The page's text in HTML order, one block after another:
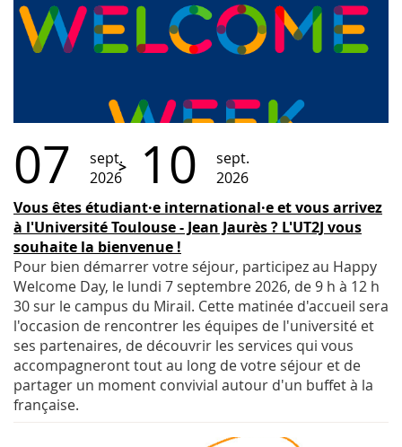
07
sept.
2026
10
sept.
2026
Vous êtes étudiant·e international·e et vous arrivez
à l'Université Toulouse - Jean Jaurès ? L'UT2J vous
souhaite la bienvenue !
Pour bien démarrer votre séjour, participez au Happy
Welcome Day, le lundi 7 septembre 2026, de 9 h à 12 h
30 sur le campus du Mirail. Cette matinée d'accueil sera
l'occasion de rencontrer les équipes de l'université et
ses partenaires, de découvrir les services qui vous
accompagneront tout au long de votre séjour et de
partager un moment convivial autour d'un buffet à la
française.